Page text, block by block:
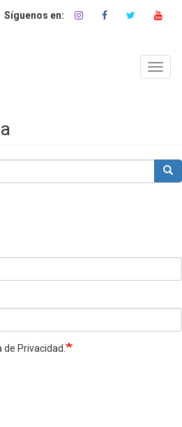
Privacidad.